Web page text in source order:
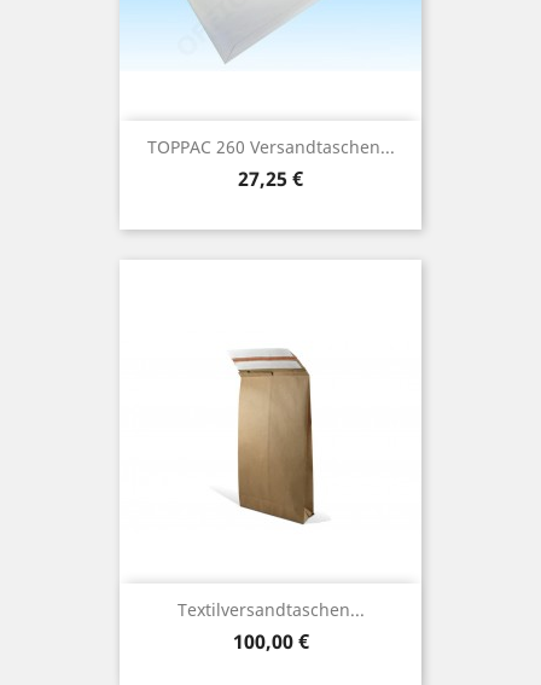
TOPPAC 260 Versandtaschen...
Preis
27,25 €
Textilversandtaschen...
Preis
100,00 €